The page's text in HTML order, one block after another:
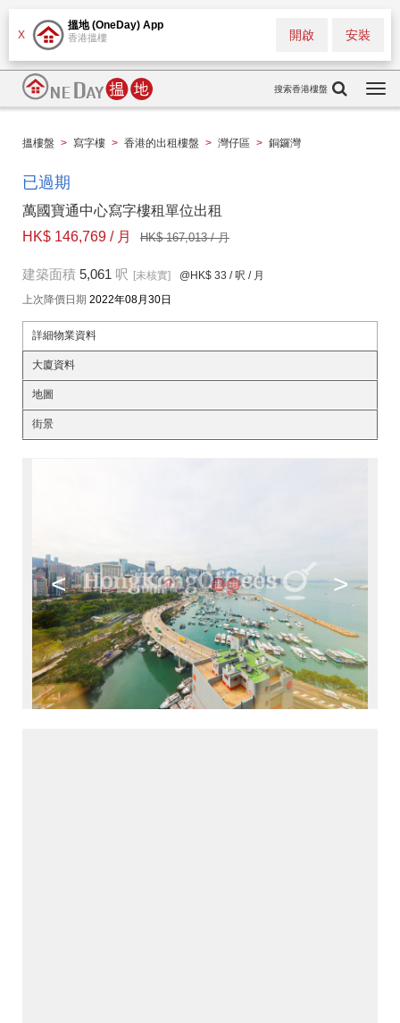
X
搵地 (OneDay) App
香港搵樓 安裝
開啟
搜索香港樓盤
搵樓盤 > 寫字樓 > 香港的出租樓盤 > 灣仔區 > 銅鑼灣
已過期
萬國寶通中心寫字樓租單位出租
HK$ 146,769 / 月
HK$ 167,013 / 月
建築面積 5,061 呎 [未核實] @HK$ 33 / 呎 / 月
上次降價日期 2022年08月30日
詳細物業資料
大廈資料
地圖
街景
< >